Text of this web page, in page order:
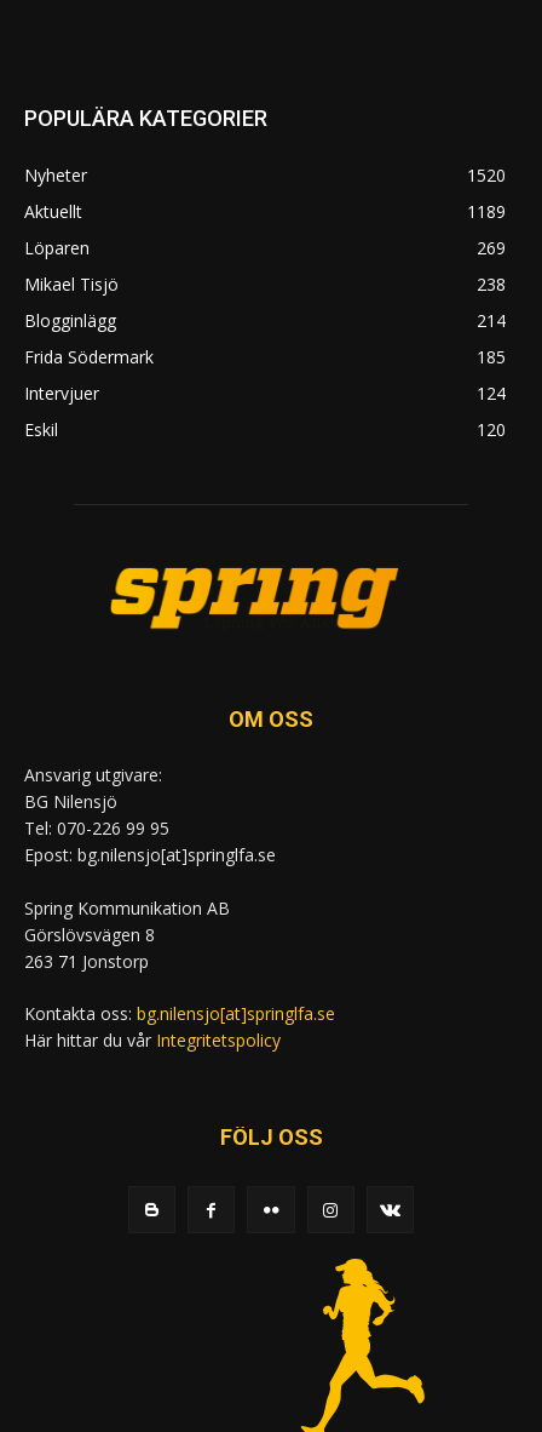
POPULÄRA KATEGORIER
Nyheter
1520
Aktuellt
1189
Löparen
269
Mikael Tisjö
238
Blogginlägg
214
Frida Södermark
185
Intervjuer
124
Eskil
120
OM OSS
Ansvarig utgivare:
BG Nilensjö
Tel: 070-226 99 95
Epost: bg.nilensjo[at]springlfa.se
Spring Kommunikation AB
Görslövsvägen 8
263 71 Jonstorp
Kontakta oss: bg.nilensjo[at]springlfa.se
Här hittar du vår Integritetspolicy
FÖLJ OSS